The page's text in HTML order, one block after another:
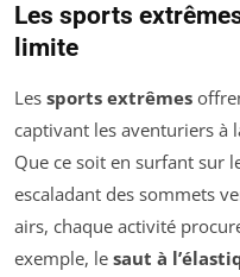
Les sports
limite
Les sports extrêmes
captivant les aventuriers à
Que ce soit en surfant sur
escaladant des sommets
airs, chaque activité
exemple, le saut à